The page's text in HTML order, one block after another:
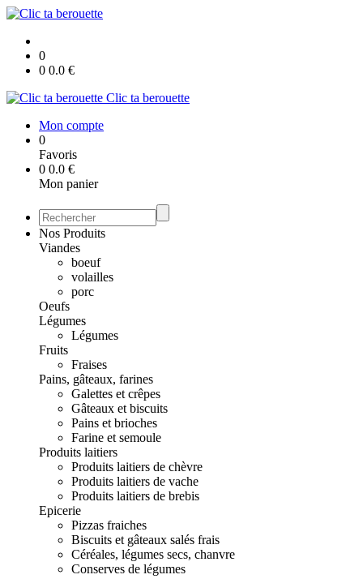
0
0 0.0 €
Clic ta berouette
Mon compte
0
Favoris
0 0.0 €
Mon panier
Nos Produits
Viandes
boeuf
volailles
porc
Oeufs
Légumes
Légumes
Fruits
Fraises
Pains, gâteaux, farines
Galettes et crêpes
Gâteaux et biscuits
Pains et brioches
Farine et semoule
Produits laitiers
Produits laitiers de chèvre
Produits laitiers de vache
Produits laitiers de brebis
Epicerie
Pizzas fraiches
Biscuits et gâteaux salés frais
Céréales, légumes secs, chanvre
Conserves de légumes